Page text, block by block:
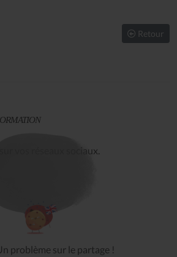
Retour
vos réseaux sociaux.
problème sur le partage !